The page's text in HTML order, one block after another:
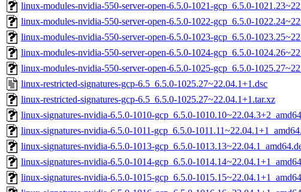
linux-modules-nvidia-550-server-open-6.5.0-1021-gcp_6.5.0-
linux-modules-nvidia-550-server-open-6.5.0-1022-gcp_6.5.0-
linux-modules-nvidia-550-server-open-6.5.0-1023-gcp_6.5.0-
linux-modules-nvidia-550-server-open-6.5.0-1024-gcp_6.5.0-
linux-modules-nvidia-550-server-open-6.5.0-1025-gcp_6.5.0-
linux-restricted-signatures-gcp-6.5_6.5.0-1025.27~22.04.1+1.dsc
linux-restricted-signatures-gcp-6.5_6.5.0-1025.27~22.04.1+1.tar.xz
linux-signatures-nvidia-6.5.0-1010-gcp_6.5.0-
linux-signatures-nvidia-6.5.0-1011-gcp_6.5.0-
linux-signatures-nvidia-6.5.0-1013-gcp_6.5.0-
linux-signatures-nvidia-6.5.0-1014-gcp_6.5.0-
linux-signatures-nvidia-6.5.0-1015-gcp_6.5.0-